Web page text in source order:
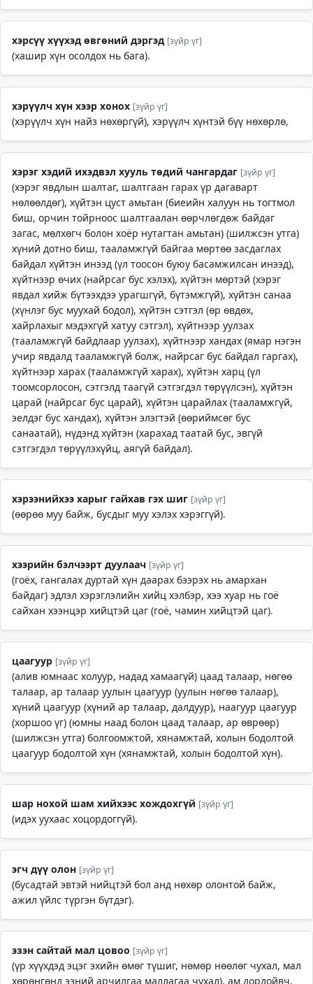
хэрсүү хүүхэд өвгөний дэргэд [зүйр үг]
(хашир хүн осолдох нь бага).
хэрүүлч хүн хээр хонох [зүйр үг]
(хэрүүлч хүн найз нөхөргүй), хэрүүлч хүнтэй бүү нөхөрлө,
хэрэг хэдий ихэдвэл хууль төдий чангардаг [зүйр үг]
(хэрэг явдлын шалтаг, шалтгаан гарах үр дагаварт
нөлөөлдөг), хүйтэн цуст амьтан (биеийн халуун нь тогтмол
биш, орчин тойрноос шалтгаалан өөрчлөгдөж байдаг
загас, мөлхөгч болон хоёр нутагтан амьтан) (шилжсэн утга)
хүний дотно биш, тааламжгүй байгаа мөртөө засдаглах
байдал хүйтэн инээд (үл тоосон буюу басамжилсан инээд),
хүйтнээр өчих (найрсаг бус хэлэх), хүйтэн мөртэй (хэрэг
явдал хийж бүтээхдээ урагшгүй, бүтэмжгүй), хүйтэн санаа
(хүнлэг бус муухай бодол), хүйтэн сэтгэл (өр өвдөх,
хайрлахыг мэдэхгүй хатуу сэтгэл), хүйтнээр уулзах
(тааламжгүй байдлаар уулзах), хүйтнээр хандах (ямар нэгэн
учир явдалд тааламжгүй болж, найрсаг бус байдал гаргах),
хүйтнээр харах (тааламжгүй харах), хүйтэн харц (үл
тоомсорлосон, сэтгэлд таагүй сэтгэгдэл төрүүлсэн), хүйтэн
царай (найрсаг бус царай), хүйтэн царайлах (тааламжгүй,
эелдэг бус хандах), хүйтэн элэгтэй (өөриймсөг бус
санаатай), нүдэнд хүйтэн (харахад таатай бус, эвгүй
сэтгэгдэл төрүүлэхүйц, аягүй байдал).
хэрээнийхээ харыг гайхав гэх шиг [зүйр үг]
(өөрөө муу байж, бусдыг муу хэлэх хэрэггүй).
хээрийн бэлчээрт дуулаач [зүйр үг]
(гоёх, гангалах дуртай хүн даарах бээрэх нь амархан
байдаг) эдлэл хэрэглэлийн хийц хэлбэр, хээ хуар нь гоё
сайхан хээнцэр хийцтэй цаг (гоё, чамин хийцтэй цаг).
цаагуур [зүйр үг]
(алив юмнаас холуур, надад хамаагүй) цаад талаар, нөгөө
талаар, ар талаар уулын цаагуур (уулын нөгөө талаар),
хүний цаагуур (хүний ар талаар, далдуур), наагуур цаагуур
(хоршоо үг) (юмны наад болон цаад талаар, ар өврөөр)
(шилжсэн утга) болгоомжтой, хянамжтай, холын бодолтой
цаагуур бодолтой хүн (хянамжтай, холын бодолтой хүн).
шар нохой шам хийхээс хождохгүй [зүйр үг]
(идэх уухаас хоцордоггүй).
эгч дүү олон [зүйр үг]
(бусадтай эвтэй нийцтэй бол анд нөхөр олонтой байж,
ажил үйлс түргэн бүтдэг).
эзэн сайтай мал цовоо [зүйр үг]
(үр хүүхдэд эцэг эхийн өмөг түшиг, нөмөр нөөлөг чухал, мал
хөрөнгөнд эзний арчилгаа маллагаа чухал), ам дордойвч,